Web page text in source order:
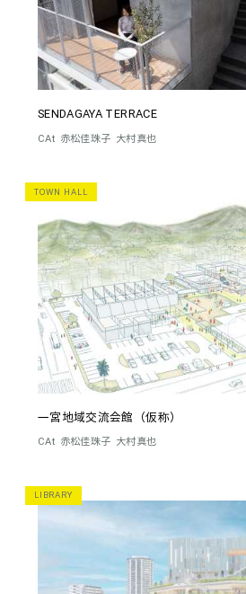
SENDAGAYA TERRACE
CAt 赤松佳珠子 大村真也
TOWN HALL
一宮地域交流会館（仮称）
CAt 赤松佳珠子 大村真也
LIBRARY